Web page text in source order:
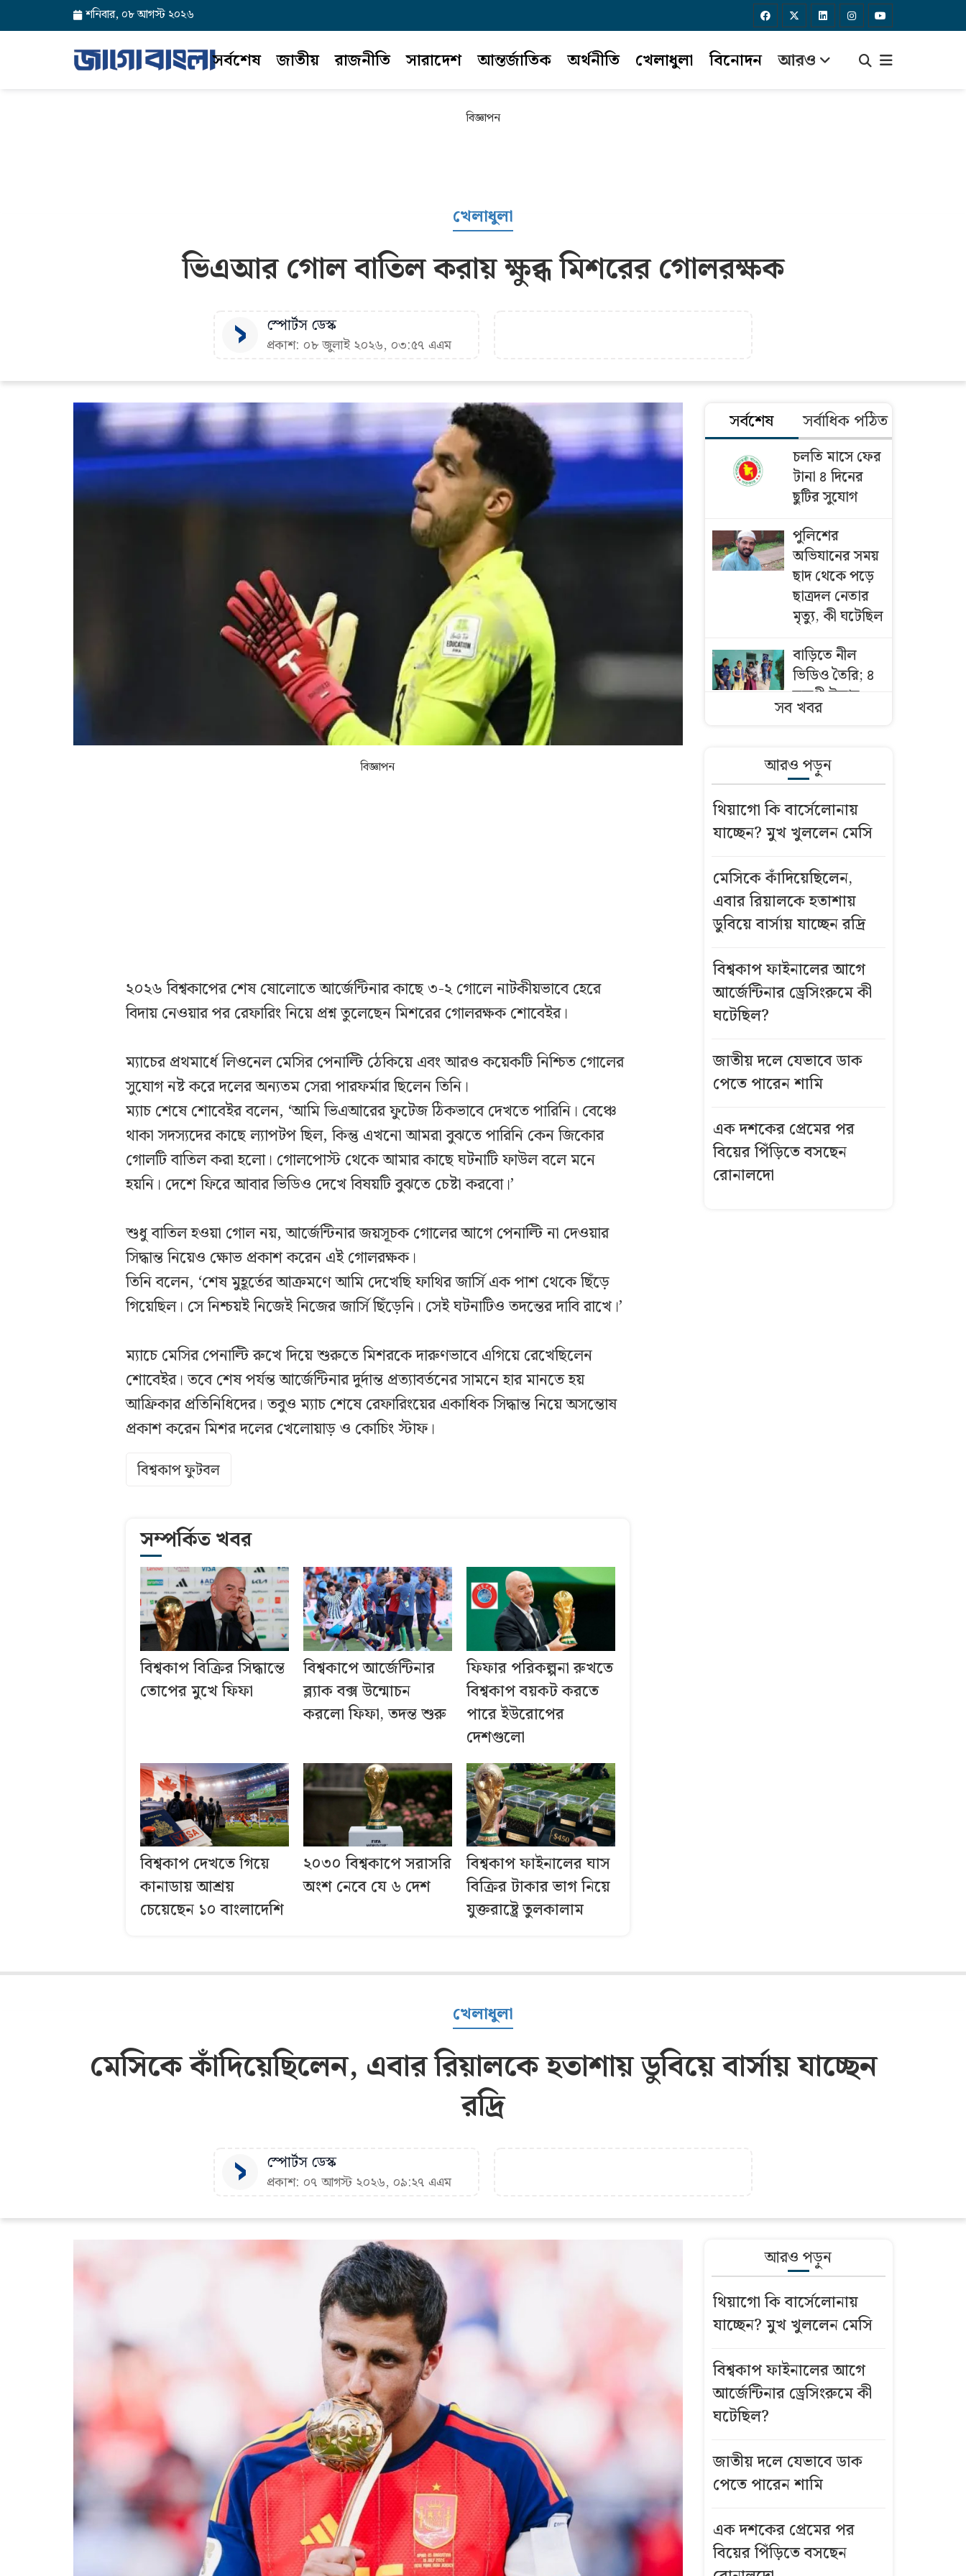
শনিবার, ০৮ আগস্ট ২০২৬
সর্বশেষ জাতীয় রাজনীতি সারাদেশ আন্তর্জাতিক অর্থনীতি খেলাধুলা বিনোদন আরও
বিজ্ঞাপন
খেলাধুলা
ভিএআর গোল বাতিল করায় ক্ষুব্ধ মিশরের গোলরক্ষক
স্পোর্টস ডেস্ক
প্রকাশ: ০৮ জুলাই ২০২৬, ০৩:৫৭ এএম
বিজ্ঞাপন
২০২৬ বিশ্বকাপের শেষ ষোলোতে আর্জেন্টিনার কাছে ৩-২ গোলে নাটকীয়ভাবে হেরে
বিদায় নেওয়ার পর রেফারিং নিয়ে প্রশ্ন তুলেছেন মিশরের গোলরক্ষক শোবেইর।
ম্যাচের প্রথমার্ধে লিওনেল মেসির পেনাল্টি ঠেকিয়ে এবং আরও কয়েকটি নিশ্চিত গোলের
সুযোগ নষ্ট করে দলের অন্যতম সেরা পারফর্মার ছিলেন তিনি।
ম্যাচ শেষে শোবেইর বলেন, ‘আমি ভিএআরের ফুটেজ ঠিকভাবে দেখতে পারিনি। বেঞ্চে
থাকা সদস্যদের কাছে ল্যাপটপ ছিল, কিন্তু এখনো আমরা বুঝতে পারিনি কেন জিকোর
গোলটি বাতিল করা হলো। গোলপোস্ট থেকে আমার কাছে ঘটনাটি ফাউল বলে মনে
হয়নি। দেশে ফিরে আবার ভিডিও দেখে বিষয়টি বুঝতে চেষ্টা করবো।’
শুধু বাতিল হওয়া গোল নয়, আর্জেন্টিনার জয়সূচক গোলের আগে পেনাল্টি না দেওয়ার
সিদ্ধান্ত নিয়েও ক্ষোভ প্রকাশ করেন এই গোলরক্ষক।
তিনি বলেন, ‘শেষ মুহূর্তের আক্রমণে আমি দেখেছি ফাথির জার্সি এক পাশ থেকে ছিঁড়ে
গিয়েছিল। সে নিশ্চয়ই নিজেই নিজের জার্সি ছিঁড়েনি। সেই ঘটনাটিও তদন্তের দাবি রাখে।’
ম্যাচে মেসির পেনাল্টি রুখে দিয়ে শুরুতে মিশরকে দারুণভাবে এগিয়ে রেখেছিলেন
শোবেইর। তবে শেষ পর্যন্ত আর্জেন্টিনার দুর্দান্ত প্রত্যাবর্তনের সামনে হার মানতে হয়
আফ্রিকার প্রতিনিধিদের। তবুও ম্যাচ শেষে রেফারিংয়ের একাধিক সিদ্ধান্ত নিয়ে অসন্তোষ
প্রকাশ করেন মিশর দলের খেলোয়াড় ও কোচিং স্টাফ।
বিশ্বকাপ ফুটবল
সম্পর্কিত খবর
বিশ্বকাপ বিক্রির সিদ্ধান্তে
তোপের মুখে ফিফা
বিশ্বকাপে আর্জেন্টিনার
ব্ল্যাক বক্স উন্মোচন
করলো ফিফা, তদন্ত শুরু
ফিফার পরিকল্পনা রুখতে
বিশ্বকাপ বয়কট করতে
পারে ইউরোপের
দেশগুলো
বিশ্বকাপ দেখতে গিয়ে
কানাডায় আশ্রয়
চেয়েছেন ১০ বাংলাদেশি
২০৩০ বিশ্বকাপে সরাসরি
অংশ নেবে যে ৬ দেশ
বিশ্বকাপ ফাইনালের ঘাস
বিক্রির টাকার ভাগ নিয়ে
যুক্তরাষ্ট্রে তুলকালাম
সর্বশেষ সর্বাধিক পঠিত
চলতি মাসে ফের
টানা ৪ দিনের
ছুটির সুযোগ
পুলিশের
অভিযানের সময়
ছাদ থেকে পড়ে
ছাত্রদল নেতার
মৃত্যু, কী ঘটেছিল
বাড়িতে নীল
ভিডিও তৈরি; ৪
তরুণী উদ্ধার,
স্বামী-স্ত্রী ও
আজকের স্বর্ণের
দাম: ৮ আগস্ট
২০২৬
রাজধানীর যেসব
এলাকায় মার্কেট
বন্ধ
বার্তা দিল
আবহাওয়া
দাম কমার পর
আজ স্বর্ণের ভরি
কত?
মন্ত্রিসভায় যোগ
হচ্ছে নতুন মুখ
সব খবর
আরও পড়ুন
থিয়াগো কি বার্সেলোনায়
যাচ্ছেন? মুখ খুললেন মেসি
মেসিকে কাঁদিয়েছিলেন,
এবার রিয়ালকে হতাশায়
ডুবিয়ে বার্সায় যাচ্ছেন রদ্রি
বিশ্বকাপ ফাইনালের আগে
আর্জেন্টিনার ড্রেসিংরুমে কী
ঘটেছিল?
জাতীয় দলে যেভাবে ডাক
পেতে পারেন শামি
এক দশকের প্রেমের পর
বিয়ের পিঁড়িতে বসছেন
রোনালদো
খেলাধুলা
মেসিকে কাঁদিয়েছিলেন, এবার রিয়ালকে হতাশায় ডুবিয়ে বার্সায় যাচ্ছেন
রদ্রি
স্পোর্টস ডেস্ক
প্রকাশ: ০৭ আগস্ট ২০২৬, ০৯:২৭ এএম
আরও পড়ুন
থিয়াগো কি বার্সেলোনায়
যাচ্ছেন? মুখ খুললেন মেসি
বিশ্বকাপ ফাইনালের আগে
আর্জেন্টিনার ড্রেসিংরুমে কী
ঘটেছিল?
জাতীয় দলে যেভাবে ডাক
পেতে পারেন শামি
এক দশকের প্রেমের পর
বিয়ের পিঁড়িতে বসছেন